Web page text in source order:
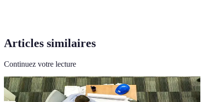
Articles similaires
Continuez votre lecture